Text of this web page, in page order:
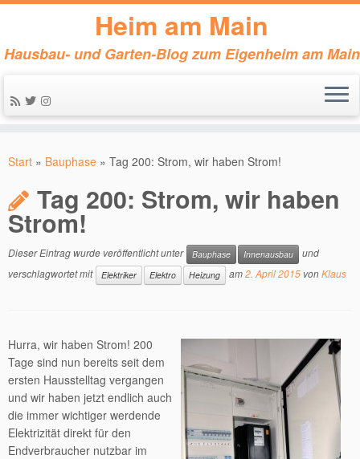
Inhalt
Heim am Main
Hausbau- und Garten-Blog zum Eigenheim am Main
Start » Bauphase » Tag 200: Strom, wir haben Strom!
Tag 200: Strom, wir haben
Strom!
Dieser Eintrag wurde veröffentlicht unter Bauphase Innenausbau
und
verschlagwortet mit
Elektriker Elektro Heizung am2. April 2015 vonKlaus
Hurra, wir haben Strom! 200
Tage sind nun bereits seit dem
ersten Hausstelltag vergangen
und wir haben jetzt endlich auch
die immer wichtiger werdende
Elektrizität direkt für den
Endverbraucher nutzbar im